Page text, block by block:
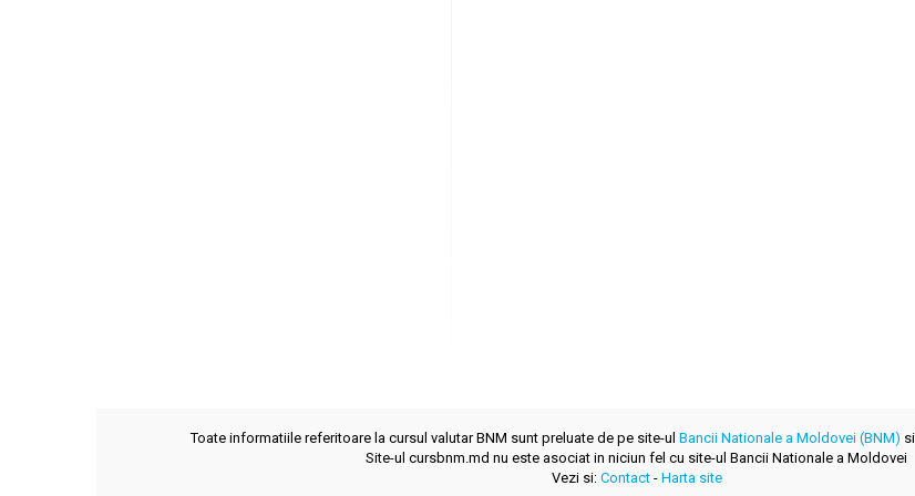
Toate informatiile referitoare la cursul valutar BNM sunt preluate de pe site-ul Bancii Nationale a Moldovei (BNM)
Site-ul cursbnm.md nu este asociat in niciun fel cu site-ul Bancii Nationale a Moldovei
Vezi si: Contact- Harta site